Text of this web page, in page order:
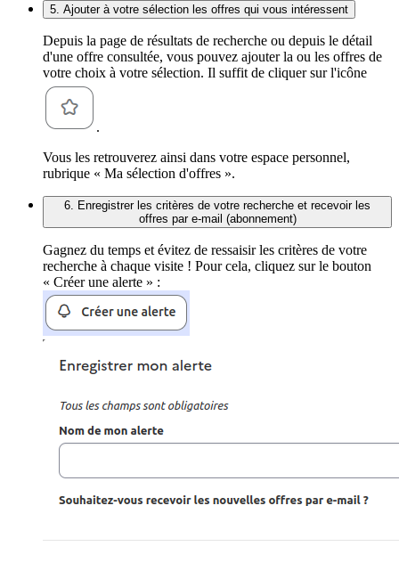
5. Ajouter à votre sélection les offres qui vous intéressent
Depuis la page de résultats de recherche ou depuis le détail
d'une offre consultée, vous pouvez ajouter la ou les offres de
votre choix à votre sélection. Il suffit de cliquer sur l'icône
.
Vous les retrouverez ainsi dans votre espace personnel,
rubrique « Ma sélection d'offres ».
6. Enregistrer les critères de votre recherche et recevoir les
offres par e-mail (abonnement)
Gagnez du temps et évitez de ressaisir les critères de votre
recherche à chaque visite ! Pour cela, cliquez sur le bouton
« Créer une alerte » :